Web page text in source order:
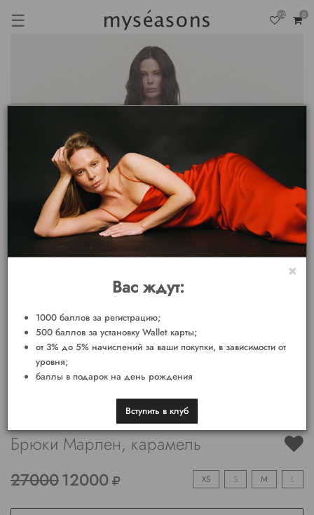
☰ 92 0
Брюки Марлен, карамель
2700012000 XS S M L
×
Вас ждут:
1000 баллов за регистрацию;
500 баллов за установку Wallet карты;
от 3% до 5% начислений за ваши покупки, в зависимости от
уровня;
баллы в подарок на день рождения
Вступить в клуб